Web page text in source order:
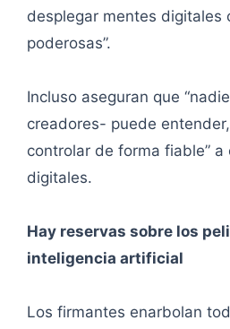
desplegar mentes digitales
poderosas”.
Incluso aseguran que
creadores- puede
controlar de forma fiable” a
digitales.
Hay reservas sobre los
inteligencia artificial
Los firmantes enarbolan